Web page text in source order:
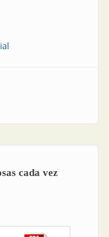
en la cuarta revolución
cada vez